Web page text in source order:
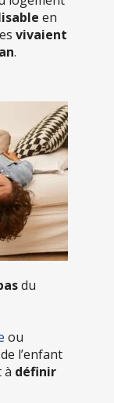
en
vivaient
.
du
ou
l’enfant
à définir